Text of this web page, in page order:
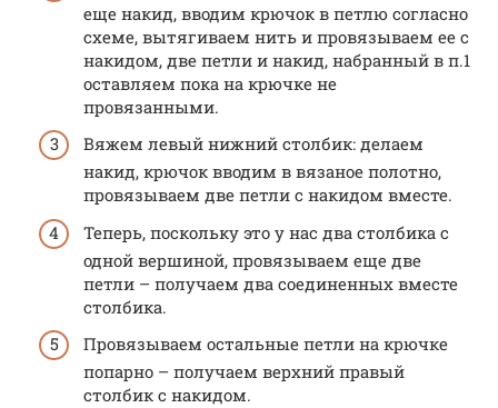
еще накид, вводим крючок в петлю согласно
схеме, вытягиваем нить и провязываем ее с
накидом, две петли и накид, набранный в п.1
оставляем пока на крючке не
провязанными.
Вяжем левый нижний столбик: делаем
накид, крючок вводим в вязаное полотно,
провязываем две петли с накидом вместе.
Теперь, поскольку это у нас два столбика с
одной вершиной, провязываем еще две
петли – получаем два соединенных вместе
столбика.
Провязываем остальные петли на крючке
попарно – получаем верхний правый
столбик с накидом.